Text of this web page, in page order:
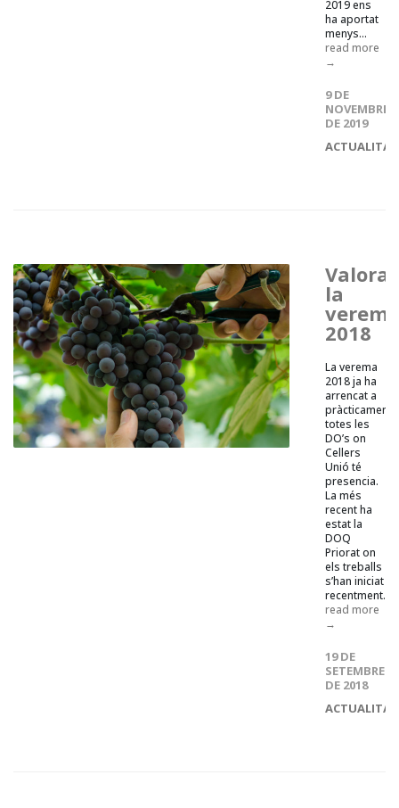
2019 ens
ha aportat
menys...
read more
→
9 DE
NOVEMBRE
DE 2019
ACTUALITAT
la
2018
La verema
2018 ja ha
arrencat a
pràcticament
totes les
DO’s on
Cellers
Unió té
presencia.
La més
recent ha
estat la
DOQ
Priorat on
els treballs
s’han iniciat
recentment...
read more
→
19 DE
SETEMBRE
DE 2018
ACTUALITAT